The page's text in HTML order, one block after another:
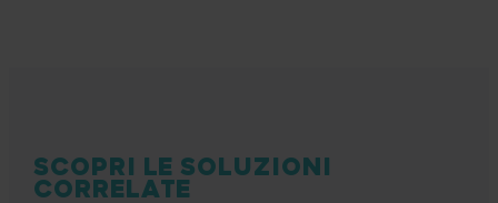
SCOPRI LE SOLUZIONI
CORRELATE